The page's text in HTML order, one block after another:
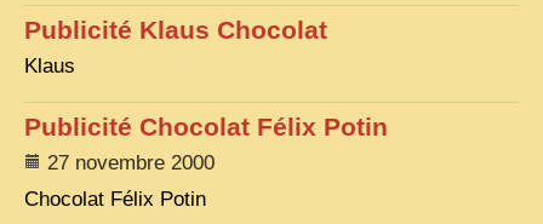
CAMBODGE
REMARQUABLES
ALBUMS DE FAMILLE
INDOCHINE HISTORIQUE
Publicité Klaus Chocolat
Klaus
Publicité Chocolat Félix Potin
27 novembre 2000
Chocolat Félix Potin